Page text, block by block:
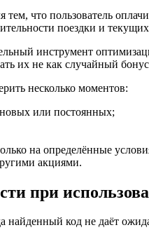
что пользователь
поездки и
инструмент
их не как случайный
несколько моментов:
или постоянных;
на определённые
акциями.
при
найденный код не даёт